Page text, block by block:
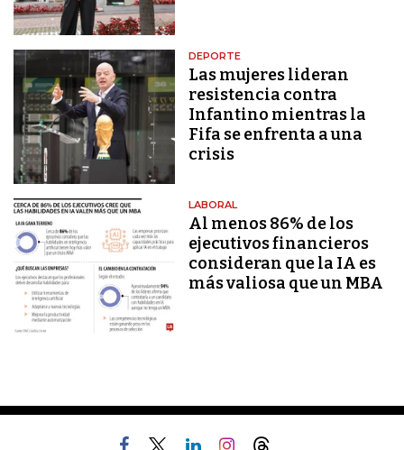
DEPORTE
Las mujeres lideran
resistencia contra
Infantino mientras la
Fifa se enfrenta a una
crisis
LABORAL
Al menos 86% de los
ejecutivos financieros
consideran que la IA es
más valiosa que un MBA